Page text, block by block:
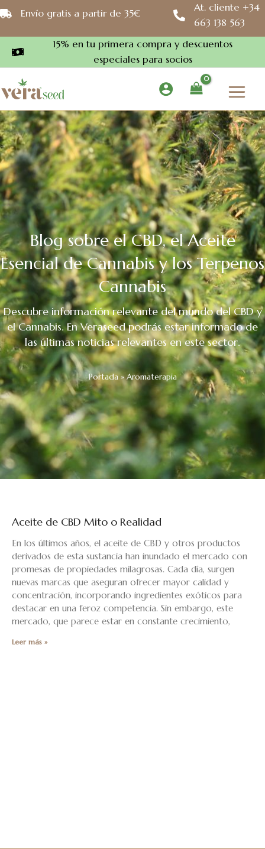
Ir
al
contenido
Envío gratis a partir de 35€
At. cliente +34
663 138 563
15% en tu primera compra y descuentos
especiales para socios
Blog sobre el CBD, el Aceite
Esencial de Cannabis y los Terpenos
Cannabis
Descubre información relevante del mundo del CBD y
el Cannabis. En Veraseed podrás estar informado de
las últimas noticias relevantes en este sector.
Portada »Aromaterapia
Aceite de CBD Mito o Realidad
En los últimos años, el aceite de CBD y otros productos
derivados de esta sustancia han inundado el mercado con
promesas de propiedades milagrosas. Cada día, surgen
nuevas marcas que aseguran ofrecer mayor calidad y
concentración, incorporando ingredientes exóticos para
destacar en una feroz competencia. Sin embargo, este
mercado, que parece estar en constante crecimiento,
Leer más »